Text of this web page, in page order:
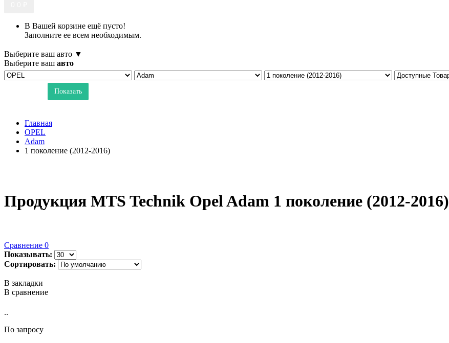
В Вашей корзине ещё пусто!
Заполните ее всем необходимым.
Выберите ваш авто ▼
Выберите ваш авто
Показать
Главная
OPEL
Adam
1 поколение (2012-2016)
Продукция MTS Technik Opel Adam 1 поколение (2012-2016)
Сравнение 0
Показывать:
Сортировать:
В закладки
В сравнение
..
По запросу